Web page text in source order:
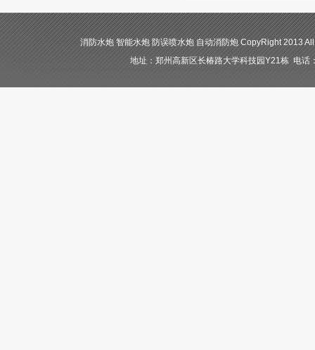
消防水炮 智能水炮 防误喷水炮 自动消防炮 CopyRight 2013
地址：郑州高新区长椿路大学科技园Y21栋 电